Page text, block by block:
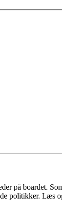
på boardet.
politikker. Læs